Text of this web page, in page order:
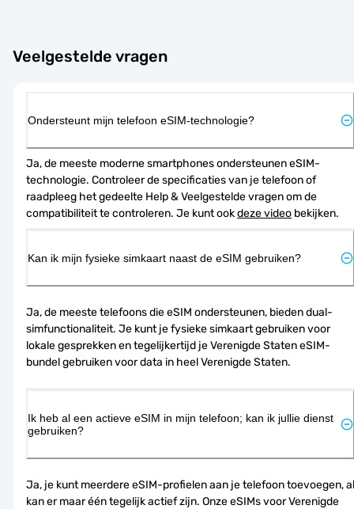
Veelgestelde vragen
Ondersteunt mijn telefoon eSIM-technologie?
Ja, de meeste moderne smartphones ondersteunen eSIM-
technologie. Controleer de specificaties van je telefoon of
raadpleeg het gedeelte Help & Veelgestelde vragen om de
compatibiliteit te controleren. Je kunt ook deze video bekijken.
Kan ik mijn fysieke simkaart naast de eSIM gebruiken?
Ja, de meeste telefoons die eSIM ondersteunen, bieden dual-
simfunctionaliteit. Je kunt je fysieke simkaart gebruiken voor
lokale gesprekken en tegelijkertijd je Verenigde Staten eSIM-
bundel gebruiken voor data in heel Verenigde Staten.
Ik heb al een actieve eSIM in mijn telefoon; kan ik jullie dienst
gebruiken?
Ja, je kunt meerdere eSIM-profielen aan je telefoon toevoegen, al
kan er maar één tegelijk actief zijn. Onze eSIMs voor Verenigde